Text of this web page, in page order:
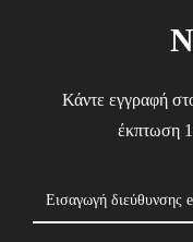
Κάντε εγγραφή
έκπτωση